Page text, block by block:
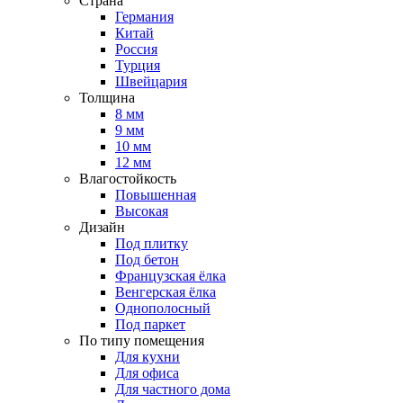
Германия
Китай
Россия
Турция
Швейцария
Толщина
8 мм
9 мм
10 мм
12 мм
Влагостойкость
Повышенная
Высокая
Дизайн
Под плитку
Под бетон
Французская ёлка
Венгерская ёлка
Однополосный
Под паркет
По типу помещения
Для кухни
Для офиса
Для частного дома